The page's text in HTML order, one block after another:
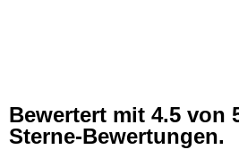
Bewertert mit 4.5 von
Sterne-Bewertungen.